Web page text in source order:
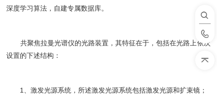
深度学习算法，自建专属数据库。
共聚焦拉曼光谱仪的光路装置，其特征在于，包括在光路上依次
设置的下述结构：
1、激发光源系统，所述激发光源系统包括激发光源和扩束镜；